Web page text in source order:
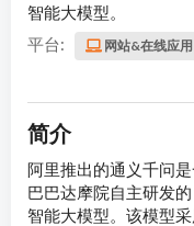
智能大模型。
平台:
网站&在线应用
简介
阿里推出的通义千问
巴巴达摩院自主研发
智能大模型。该模型